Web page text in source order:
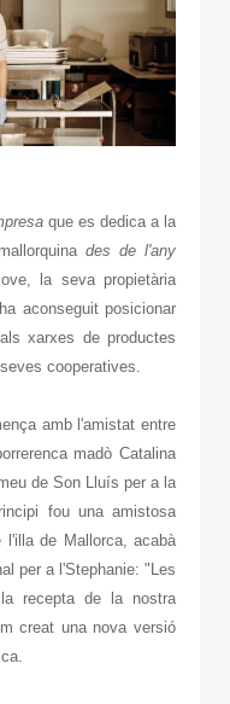
que es dedica a la
des de l'any
la seva propietària
aconseguit posicionar
xarxes de productes
cooperatives.
amb l'amistat entre
madò Catalina
de Son Lluís per a la
fou una amistosa
l'illa de Mallorca, acabà
per a l'Stephanie: "Les
la recepta de la nostra
creat una nova versió